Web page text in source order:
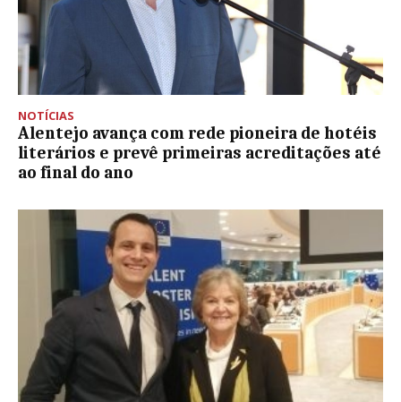
NOTÍCIAS
Alentejo avança com rede pioneira de hotéis
literários e prevê primeiras acreditações até
ao final do ano